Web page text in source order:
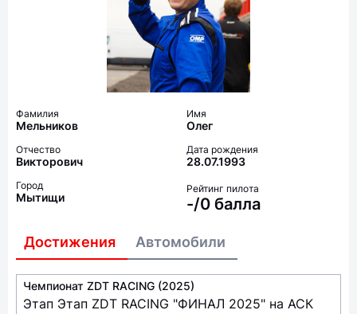
Фамилия
Мельников
Имя
Олег
Отчество
Викторович
Дата рождения
28.07.1993
Город
Мытищи
Рейтинг пилота
-/0 балла
Достижения Автомобили
Чемпионат ZDT RACING (2025)
Этап Этап ZDT RACING "ФИНАЛ 2025" на АСК